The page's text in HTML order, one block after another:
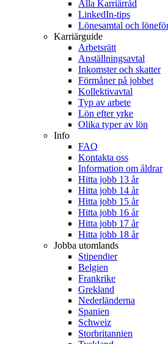
Alla Karriärråd
LinkedIn-tips
Lönesamtal och
Karriärguide
Arbetsrätt
Anställningsavtal
Inkomster och skatter
Förmåner på jobbet
Kollektivavtal
Typ av arbete
Lön efter yrke
Olika typer av lön
Info
FAQ
Kontakta oss
Information om åldrar
Hitta jobb 13 år
Hitta jobb 14 år
Hitta jobb 15 år
Hitta jobb 16 år
Hitta jobb 17 år
Hitta jobb 18 år
Jobba utomlands
Stipendier
Belgien
Frankrike
Grekland
Nederländerna
Spanien
Schweiz
Storbritannien